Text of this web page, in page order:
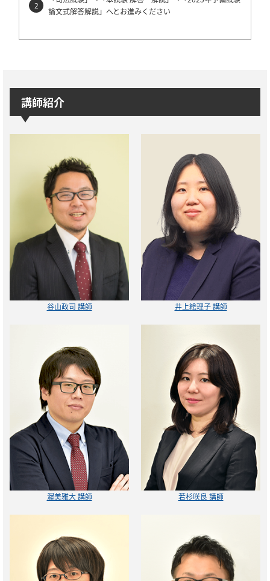
論文式解答解説」へとお進みください
講師紹介
谷山政司 講師 井上絵理子 講師
渥美雅大 講師 若杉咲良 講師